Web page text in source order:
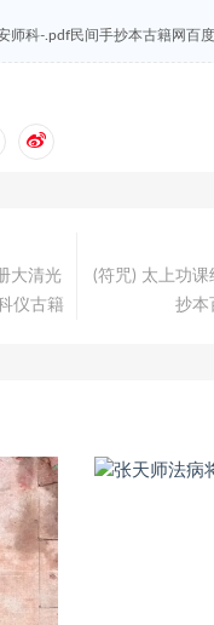
师科-.pdf民间手抄本古籍网百
大清光
仪古籍
(符咒) 太上功
抄本